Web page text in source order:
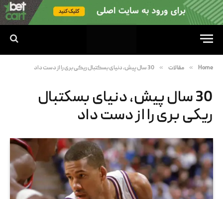
Home
» مقالات » 30 سال پیش، دنیای بسکتبال ریکی بری را از دست داد
30 سال پیش، دنیای بسکتبال
ریکی بری را از دست داد